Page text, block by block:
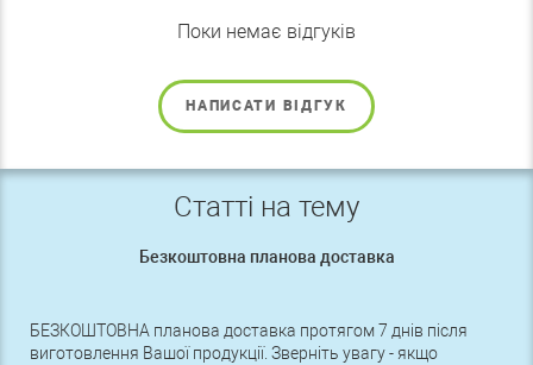
Поки немає відгуків
НАПИСАТИ ВІДГУК
Статті на тему
Безкоштовна планова доставка
БЕЗКОШТОВНА планова доставка протягом 7 днів після
виготовлення Вашої продукції. Зверніть увагу - якщо